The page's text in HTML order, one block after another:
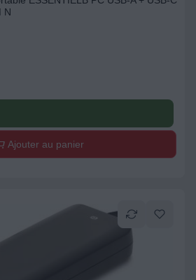
N
Ajouter au panier